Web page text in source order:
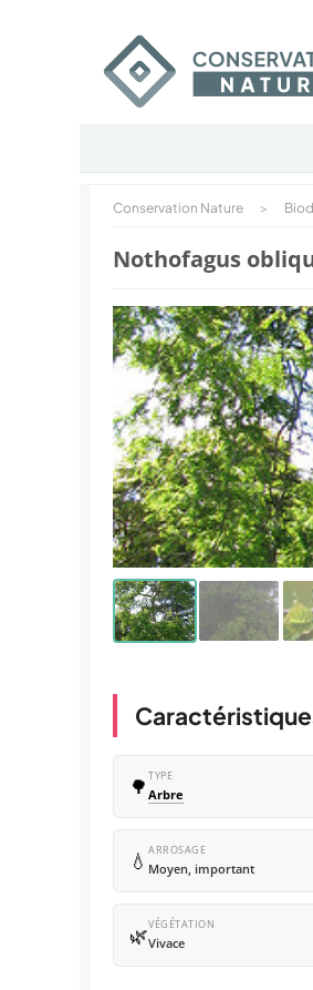
Conservation Nature >
Nothofagus
🌳 TYPE
Arbre
💧 ARROSAGE
Moyen, important
🌿VÉGÉTATION
Vivace